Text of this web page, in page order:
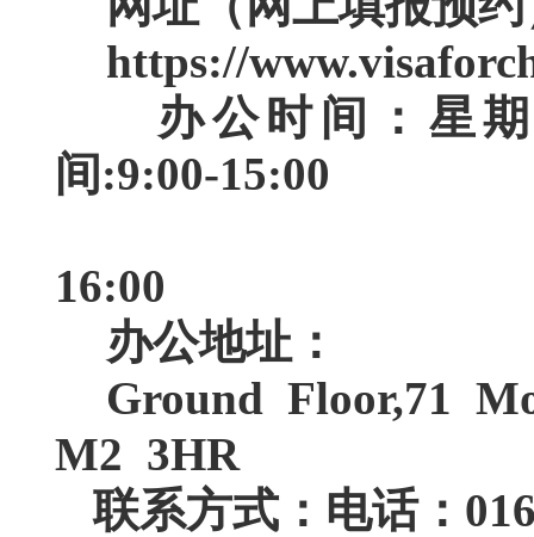
https://
办公时间： 星
间:9:00-15:00
16:00
办公地址：
Ground Floor,71
M2 3HR
联系方式： 电话：